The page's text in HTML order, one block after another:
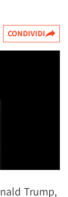
CONDIVIDI
Trump,